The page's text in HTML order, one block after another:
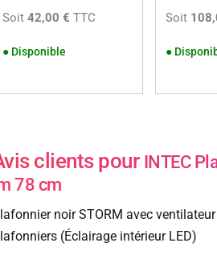
Soit 42,00 € TTC
● Disponible
Soit
●
clients pour INTEC
78 cm
noir STORM avec
(Éclairage intérieur LED)